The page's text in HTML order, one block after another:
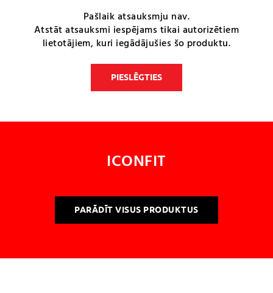
Pašlaik atsauksmju nav.
Atstāt atsauksmi iespējams tikai autorizētiem
lietotājiem, kuri iegādājušies šo produktu.
PIESLĒGTIES
ICONFIT
PARĀDĪT VISUS PRODUKTUS